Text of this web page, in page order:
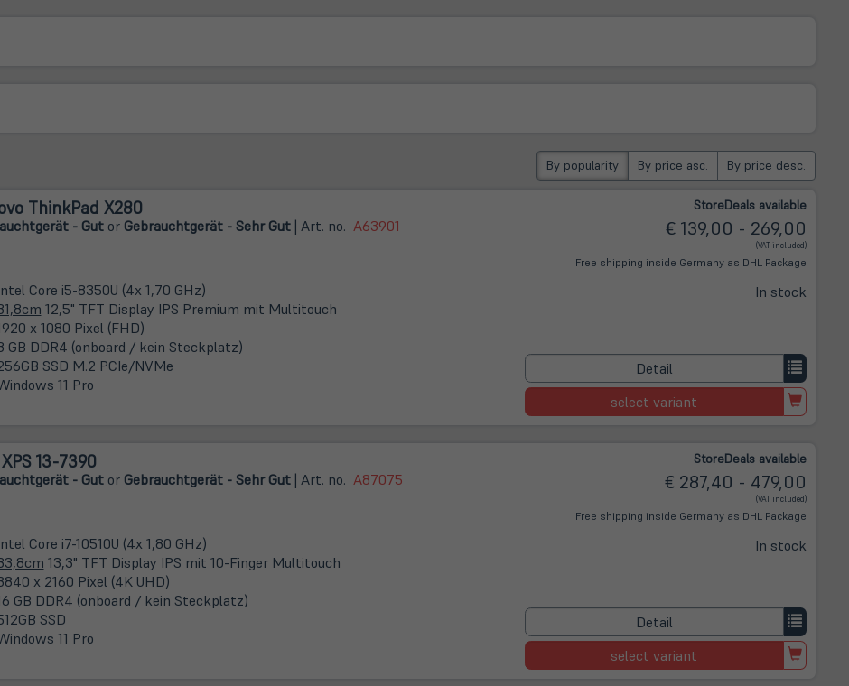
By popularity By price asc. By price desc.
ThinkPad X280
- Gutor Gebrauchtgerät - Sehr Gut| Art. no. A63901
StoreDeals available
€ 139,00 - 269,00
(VAT included)
Free shipping inside Germany as DHL Package
Core i5-8350U (4x 1,70 GHz)
12,5" TFT Display IPS Premium mit Multitouch
x 1080 Pixel (FHD)
GB DDR4 (onboard / kein Steckplatz)
SSD M.2 PCIe/NVMe
11 Pro
In stock
Detail
select variant
13-7390
- Gutor Gebrauchtgerät - Sehr Gut| Art. no. A87075
StoreDeals available
€ 287,40 - 479,00
(VAT included)
Free shipping inside Germany as DHL Package
Core i7-10510U (4x 1,80 GHz)
13,3" TFT Display IPS mit 10-Finger Multitouch
x 2160 Pixel (4K UHD)
GB DDR4 (onboard / kein Steckplatz)
SSD
11 Pro
In stock
Detail
select variant